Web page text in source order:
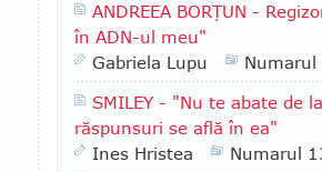
ANDREEA BORŢUN -
în ADN-ul meu"
Gabriela Lupu
SMILEY - "Nu te abate de
răspunsuri se află în ea"
Ines Hristea
Numarul